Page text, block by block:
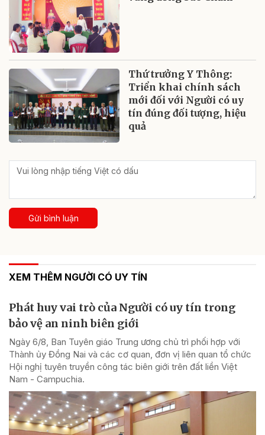
Thứ trưởng Y Thông:
Triển khai chính sách
mới đối với Người có uy
tín đúng đối tượng, hiệu
quả
Gửi bình luận
XEM THÊM NGƯỜI CÓ UY TÍN
Phát huy vai trò của Người có uy tín trong
bảo vệ an ninh biên giới
Ngày 6/8, Ban Tuyên giáo Trung ương chủ trì phối hợp với
Thành ủy Đồng Nai và các cơ quan, đơn vị liên quan tổ chức
Hội nghị tuyên truyền công tác biên giới trên đất liền Việt
Nam - Campuchia.